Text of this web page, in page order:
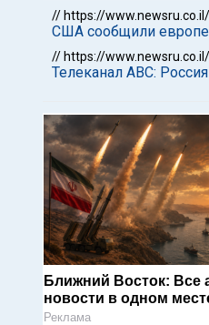
// https://www.newsru.co.il/
США сообщили
// https://www.newsru.co.il/
Телеканал ABC:
Ближний Восток: Все
новости в одном
Реклама